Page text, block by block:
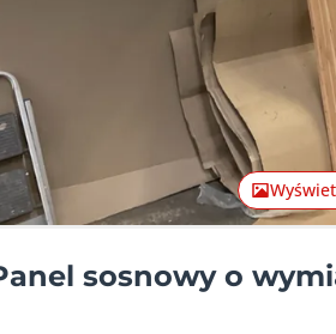
sosnowy o